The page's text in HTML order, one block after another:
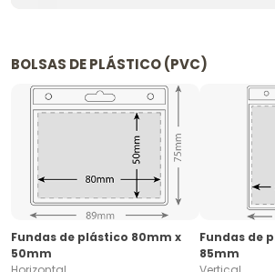
BOLSAS DE PLÁSTICO (PVC)
Fundas de plástico 80mm x
50mm
Fundas de
85mm